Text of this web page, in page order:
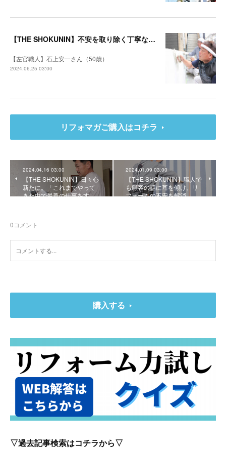
【THE SHOKUNIN】不安を取り除く丁寧な打ち合わせ 施主を笑顔にするリフォームを目指す
【左官職人】石上安一さん（50歳）
2024.06.25 03:00
リフォマガご購入はコチラ
2024.04.16 03:00
【THE SHOKUNIN】日々心
新たに。「これまでやって
きた中で最善の仕事をす…
2024.01.09 03:00
【THE SHOKUNIN】職人で
も顧客の話に耳を傾け、リ
フォームの不安を解消
0コメント
購入する
▽過去記事検索はコチラから▽